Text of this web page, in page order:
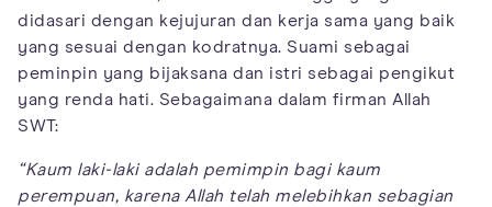
didasari dengan kejujuran dan kerja sama yang baik
yang sesuai dengan kodratnya. Suami sebagai
peminpin yang bijaksana dan istri sebagai pengikut
yang renda hati. Sebagaimana dalam firman Allah
SWT:
“Kaum laki-laki adalah pemimpin bagi kaum
perempuan, karena Allah telah melebihkan sebagian